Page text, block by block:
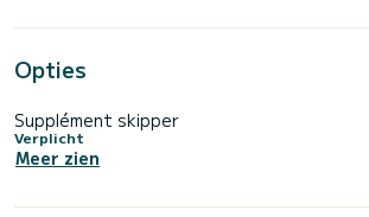
Opties
Supplément skipper
Verplicht
Meer zien